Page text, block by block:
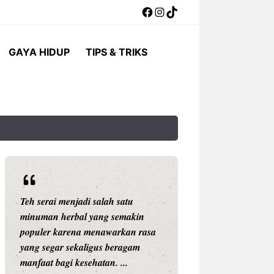
Facebook
Instagram
TikTok
GAYA HIDUP TIPS & TRIKS
Teh serai menjadi salah satu
minuman herbal yang semakin
populer karena menawarkan rasa
yang segar sekaligus beragam
manfaat bagi kesehatan. ...